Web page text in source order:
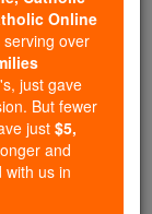
Online
by Shopify
They
and
faith
millions of
their 70's,
Online
over
just gave
But fewer
just $5,
and
with us in